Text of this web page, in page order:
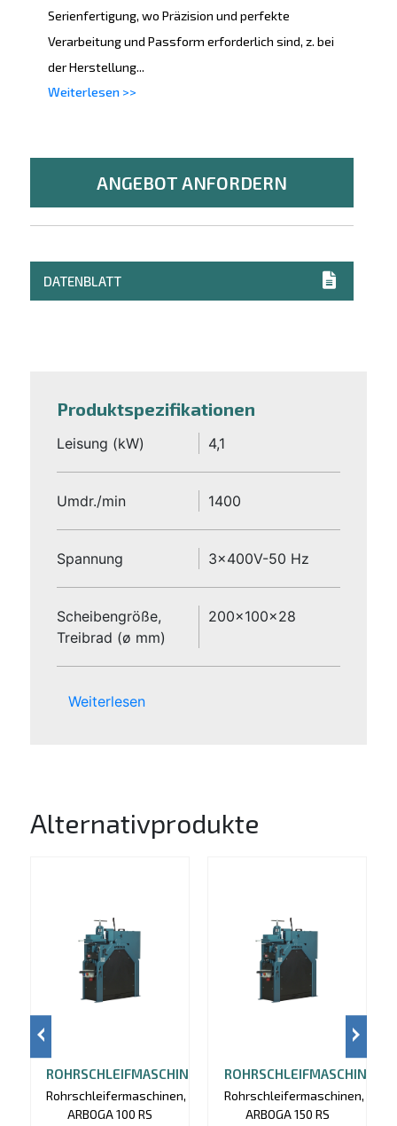
Serienfertigung, wo Präzision und perfekte
Verarbeitung und Passform erforderlich sind, z. bei
der Herstellung...
Weiterlesen >>
ANGEBOT ANFORDERN
DATENBLATT
Produktspezifikationen
Leisung (kW) 4,1
Umdr./min 1400
Spannung 3x400V-50 Hz
Scheibengröße,
Treibrad (ø mm)
200x100x28
Weiterlesen
Alternativprodukte
ROHRSCHLEIFMASCHINE
Rohrschleifermaschinen,
ARBOGA 100 RS
ROHRSCHLEIFMASCHINE
Rohrschleifermaschinen,
ARBOGA 150 RS